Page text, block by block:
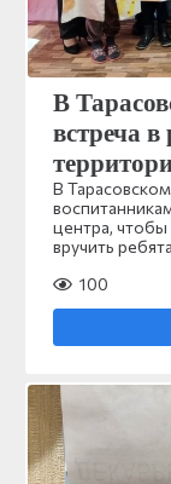
В
встреча
В
центра, чтобы
вручить
100